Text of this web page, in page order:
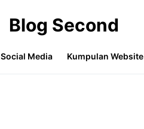
Blog Second
Social Media Kumpulan Website